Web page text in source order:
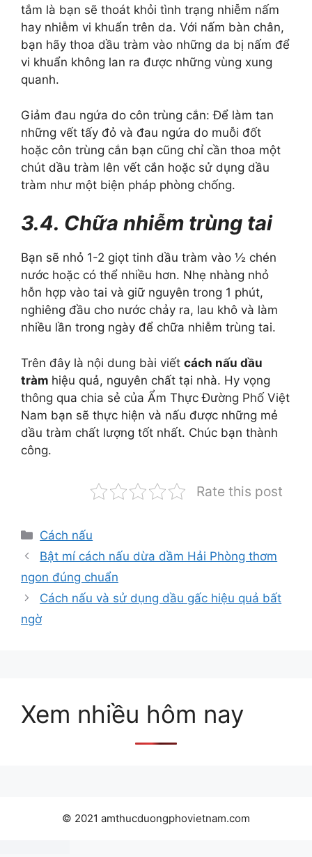
tắm là bạn sẽ thoát khỏi tình trạng nhiễm nấm
hay nhiễm vi khuẩn trên da. Với nấm bàn chân,
bạn hãy thoa dầu tràm vào những da bị nấm để
vi khuẩn không lan ra được những vùng xung
quanh.
Giảm đau ngứa do côn trùng cắn: Để làm tan
những vết tấy đỏ và đau ngứa do muỗi đốt
hoặc côn trùng cắn bạn cũng chỉ cần thoa một
chút dầu tràm lên vết cắn hoặc sử dụng dầu
tràm như một biện pháp phòng chống.
3.4. Chữa nhiễm trùng tai
Bạn sẽ nhỏ 1-2 giọt tinh dầu tràm vào ½ chén
nước hoặc có thể nhiều hơn. Nhẹ nhàng nhỏ
hỗn hợp vào tai và giữ nguyên trong 1 phút,
nghiêng đầu cho nước chảy ra, lau khô và làm
nhiều lần trong ngày để chữa nhiễm trùng tai.
Trên đây là nội dung bài viết cách nấu dầu
tràm hiệu quả, nguyên chất tại nhà. Hy vọng
thông qua chia sẻ của Ẩm Thực Đường Phố Việt
Nam bạn sẽ thực hiện và nấu được những mẻ
dầu tràm chất lượng tốt nhất. Chúc bạn thành
công.
Rate this post
Danh
mục
Cách nấu
Bật mí cách nấu dừa dầm Hải Phòng thơm
ngon đúng chuẩn
Cách nấu và sử dụng dầu gấc hiệu quả bất
ngờ
Xem nhiều hôm nay
© 2021 amthucduongphovietnam.com